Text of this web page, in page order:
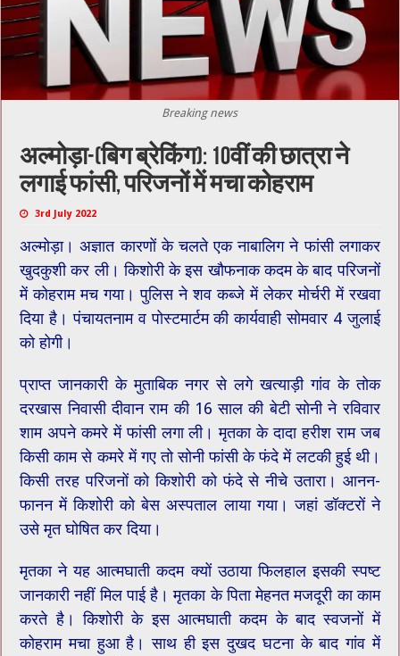
Breaking news
अल्मोड़ा-(बिग ब्रेकिंग): 10वीं की छात्रा ने
लगाई फांसी, परिजनों में मचा कोहराम
3rd July 2022
अल्मोड़ा। अज्ञात कारणों के चलते एक नाबालिग ने फांसी लगाकर
खुदकुशी कर ली। किशोरी के इस खौफनाक कदम के बाद परिजनों
में कोहराम मच गया। पुलिस ने शव कब्जे में लेकर मोर्चरी में रखवा
दिया है। पंचायतनाम व पोस्टमार्टम की कार्यवाही सोमवार 4 जुलाई
को होगी।
प्राप्त जानकारी के मुताबिक नगर से लगे खत्याड़ी गांव के तोक
दरखास निवासी दीवान ​राम की 16 साल की बेटी सोनी ने रविवार
शाम अपने कमरे में फांसी लगा ली। मृतका के दादा हरीश राम जब
किसी काम से कमरे में गए तो सोनी फांसी के फंदे में लटकी हुई थी।
किसी तरह परिजनों को किशोरी को फंदे से नीचे उतारा। आनन-
फानन में किशोरी को ​बेस अस्पताल लाया गया। जहां डॉक्टरों ने
उसे मृत घोषित कर दिया।
मृतका ने यह आत्मघाती कदम क्यों उठाया फिलहाल इसकी स्पष्ट
जानकारी नहीं मिल पाई है। मृतका के पिता मेहनत मजदूरी का काम
करते है। ​किशोरी के इस आत्मघाती कदम के बाद स्वजनों में
कोहराम मचा हुआ है। साथ ही इस दुखद घटना के बाद गांव में